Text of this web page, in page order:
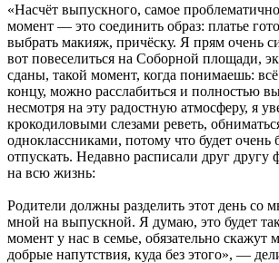
«Насчёт выпускного, самое
момент — это соединить образ: платье
выбрать макияж, причёску. Я прям очень
вот повеселиться на Соборной площади,
сданы, такой момент, когда понимаешь:
концу, можно расслабиться и полностью
несмотря на эту радостную атмосферу, я
крокодиловыми слезами реветь,
одноклассниками, потому что будет очень
отпускать. Недавно расписали друг
на всю жизнь:
Родители должны разделить этот день со
мной на выпускной. Я думаю, это будет
момент у нас в семье, обязательно скажут
добрые напутствия, куда без этого», —